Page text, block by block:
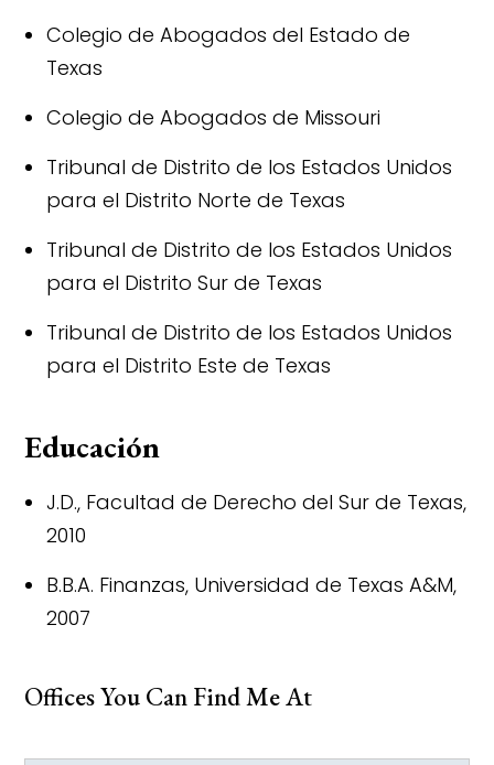
Colegio de Abogados del Estado de
Texas
Colegio de Abogados de Missouri
Tribunal de Distrito de los Estados Unidos
para el Distrito Norte de Texas
Tribunal de Distrito de los Estados Unidos
para el Distrito Sur de Texas
Tribunal de Distrito de los Estados Unidos
para el Distrito Este de Texas
Educación
J.D., Facultad de Derecho del Sur de Texas,
2010
B.B.A. Finanzas, Universidad de Texas A&M,
2007
Offices You Can Find Me At